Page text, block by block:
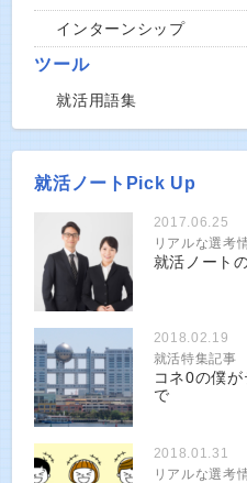
インターンシップ
ツール
就活用語集
就活ノートPick Up
2017.06.25
リアルな選考
就活ノート
2018.02.19
就活特集記事
コネ0の僕
で
2018.01.31
リアルな選考